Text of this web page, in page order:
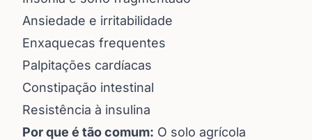
Ansiedade e irritabilidade
Enxaquecas frequentes
Palpitações cardíacas
Constipação intestinal
Resistência à insulina
Por que é tão comum: O solo agrícola